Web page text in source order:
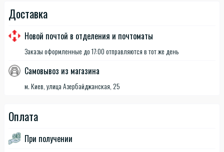
Доставка
Новой почтой в отделения и почтоматы
Заказы оформленные до 17:00 отправляются в тот же день
Самовывоз из магазина
м. Киев, улица Азербайджанская, 25
Оплата
При получении